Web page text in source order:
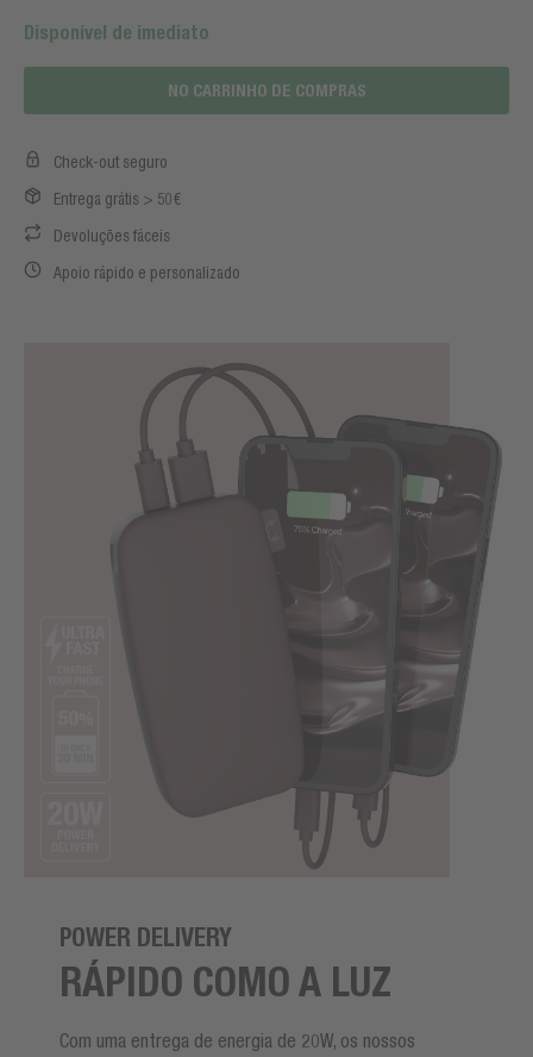
Disponível de imediato
NO CARRINHO DE COMPRAS
Check-out seguro
Entrega grátis > 50€
Devoluções fáceis
Apoio rápido e personalizado
POWER DELIVERY
RÁPIDO COMO A LUZ
Com uma entrega de energia de 20W, os nossos